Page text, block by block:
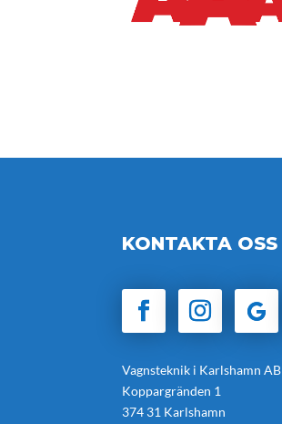
KONTAKTA OSS
Vagnsteknik i Karlshamn AB
Koppargränden 1
374 31 Karlshamn